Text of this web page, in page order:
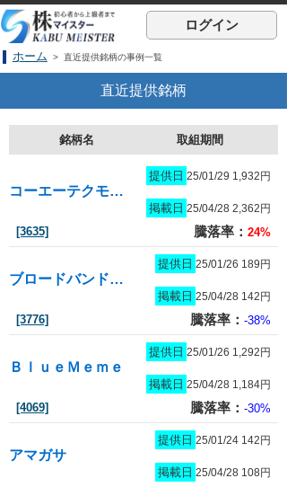
ログイン
ホーム > 直近提供銘柄の事例一覧
直近提供銘柄
銘柄名 取組期間
コーエーテクモホールディングス
提供日 25/01/29 1,932円
掲載日 25/04/28 2,362円
[3635] 騰落率： 24%
ブロードバンドタワー
提供日 25/01/26 189円
掲載日 25/04/28 142円
[3776] 騰落率： -38%
ＢｌｕｅＭｅｍｅ
提供日 25/01/26 1,292円
掲載日 25/04/28 1,184円
[4069] 騰落率： -30%
アマガサ
提供日 25/01/24 142円
掲載日 25/04/28 108円